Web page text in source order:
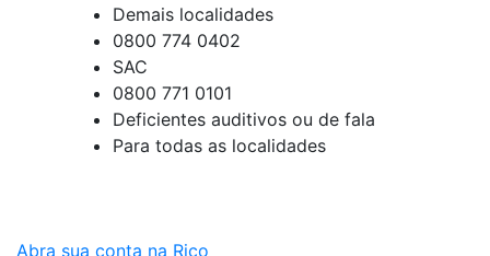
Demais localidades
0800 774 0402
SAC
0800 771 0101
Deficientes auditivos ou de fala
Para todas as localidades
Abra sua conta na Rico